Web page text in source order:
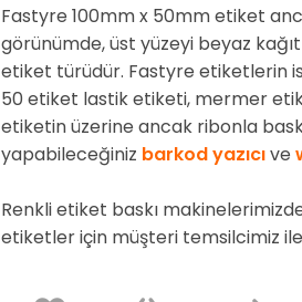
Fastyre 100mm x 50mm etiket
görünümde, üst yüzeyi beyaz kağıt
etiket türüdür. Fastyre etiketlerin
50 etiket lastik etiketi, mermer
etiketin üzerine ancak ribonla
yapabileceğiniz barkod yazıcıve
Renkli etiket baskı
etiketler için müşteri temsilcimiz